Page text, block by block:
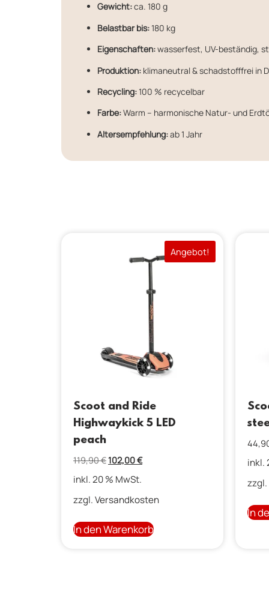
Gewicht:ca. 180 g
Belastbar bis:180 kg
Eigenschaften:wasserfest, UV-beständig,
Produktion: klimaneutral & schadstofffrei in
Recycling:100 % recycelbar
Farbe:Warm – harmonische Natur- und
Altersempfehlung:ab 1 Jahr
Angebot!
Scoot and Ride
Highwaykick 5 LED
peach
119,90€102,00€
inkl. 20 % MwSt.
zzgl.Versandkosten
In den Warenkorb
inkl.
zzgl.
In